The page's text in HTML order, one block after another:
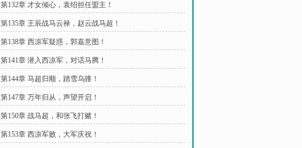
第132章 才女倾心，袁绍担任盟主！
第135章 王辰战马云禄，赵云战马超！
第138章 西凉军疑惑，郭嘉意图！
第141章 潜入西凉军，对话马腾！
第144章 马超归顺，踏雪乌骓！
第147章 万年归从，声望开启！
第150章 战马超，和张飞打赌！
第153章 西凉军败，大军庆祝！